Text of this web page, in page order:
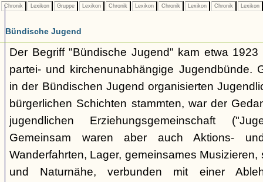
Chronik Lexikon Gruppe Lexikon Chronik Lexikon Chronik Lexikon Chronik Lexikon
Bündische Jugend
Der Begriff "Bündische Jugend" kam etwa
partei- und kirchenunabhängige Jugendbünde.
in der Bündischen Jugend organisierten
bürgerlichen Schichten stammten, war der
jugendlichen Erziehungsgemeinschaft
Gemeinsam waren aber auch Aktions-
Wanderfahrten, Lager, gemeinsames
und Naturnähe, verbunden mit einer